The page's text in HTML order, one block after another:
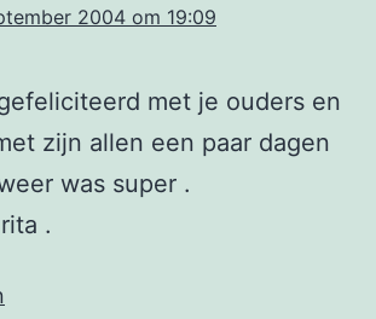
2004 om 19:09
met je ouders en
zijn allen een paar dagen
was super .
.